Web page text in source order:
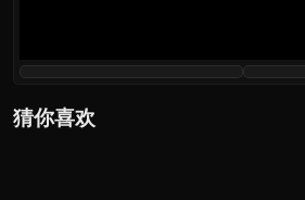
猜你喜欢